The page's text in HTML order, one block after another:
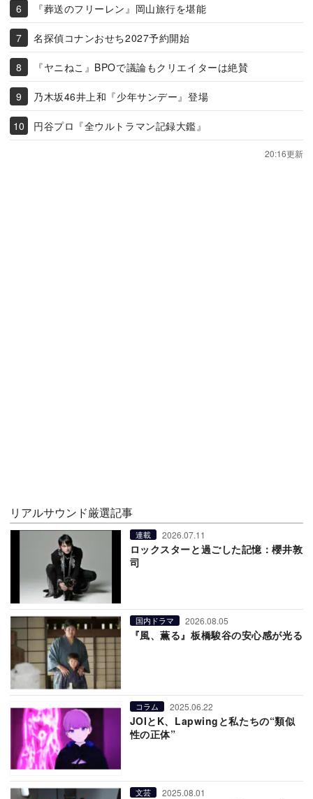
『葬送のフリーレン』岡山旅行を堪能
名探偵コナンおせち2027予約開始
『ヤニねこ』BPOで議論もクリエイターは絶賛
乃木坂46井上和『少年サンデー』登場
円谷プロ『全ウルトラマン記録大鑑』
20:16更新
リアルサウンド厳選記事
連載 2026.07.11
ロックスターと過ごした記憶：櫻井敦
司
国内ドラマ 2026.08.05
『風、薫る』板橋駿谷の安心感が光る
コラム 2025.06.22
JOIとK、Lapwingと私たちの“類似
性の正体”
文芸 2025.08.01